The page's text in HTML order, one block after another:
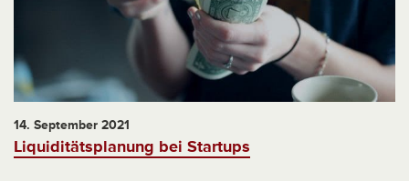
14. September 2021
Liquiditätsplanung bei Startups